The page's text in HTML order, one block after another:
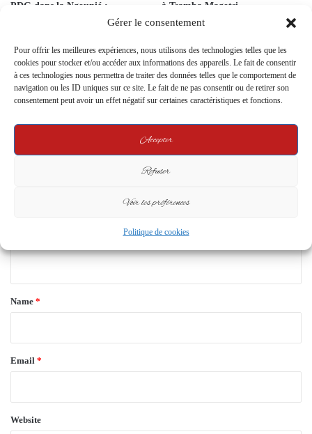
Gérer le consentement
Pour offrir les meilleures expériences, nous utilisons des technologies telles que les
cookies pour stocker et/ou accéder aux informations des appareils. Le fait de consentir
à ces technologies nous permettra de traiter des données telles que le comportement de
navigation ou les ID uniques sur ce site. Le fait de ne pas consentir ou de retirer son
consentement peut avoir un effet négatif sur certaines caractéristiques et fonctions.
Accepter
Refuser
Voir les préférences
Politique de cookies
PDG dans la Ngounié :
démonstration de façade et
24 May 2025
à Tsamba Magotsi
15 October 2025
Leave a Reply
Your email address will not be published. Required fields are marked*
C
n
*
Name *
Email *
Website